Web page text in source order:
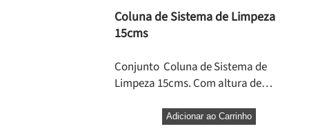
Coluna de Sistema de Limpeza
15cms
Conjunto Coluna de Sistema de
Limpeza 15cms. Com altura de…
Adicionar ao Carrinho